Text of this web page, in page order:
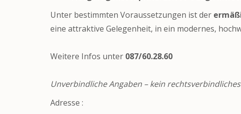
Unter bestimmten Voraussetzungen ist der
eine attraktive Gelegenheit, in ein modernes,
Weitere Infos unter 087/60.28.60
Unverbindliche Angaben – kein
Adresse :